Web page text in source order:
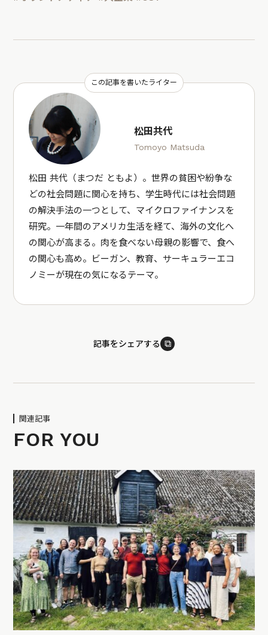
この記事を書いたライター
松田共代
Tomoyo Matsuda
松田 共代（まつだ ともよ）。世界の貧困や紛争な
どの社会問題に関心を持ち、学生時代には社会問題
の解決手法の一つとして、マイクロファイナンスを
研究。一年間のアメリカ生活を経て、海外の文化へ
の関心が高まる。肉を食べない母親の影響で、食へ
の関心も高め。ビーガン、教育、サーキュラーエコ
ノミーが現在の気になるテーマ。
記事をシェアする ⧉
関連記事
FOR YOU